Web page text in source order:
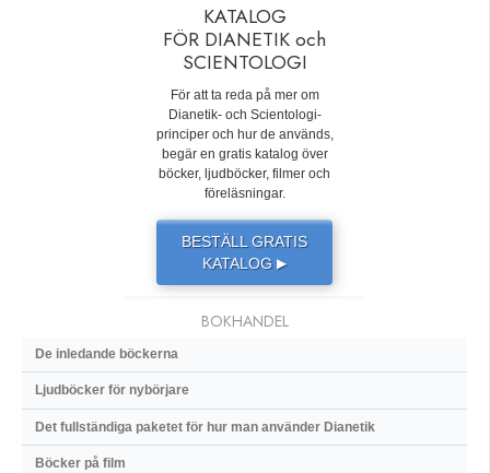
KATALOG
FÖR DIANETIK och
SCIENTOLOGI
För att ta reda på mer om
Dianetik- och Scientologi-
principer och hur de används,
begär en gratis katalog över
böcker, ljudböcker, filmer och
föreläsningar.
BESTÄLL GRATIS
KATALOG ▶
BOKHANDEL
De inledande böckerna
Ljudböcker för nybörjare
Det fullständiga paketet för hur man använder Dianetik
Böcker på film